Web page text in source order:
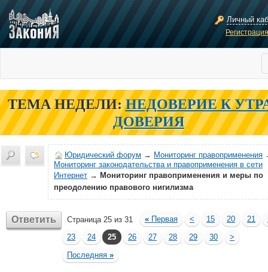
Личный
ТЕМА НЕДЕЛИ: НЕДОВЕРИЕ К
ДОВЕРИЯ
Юридический форум → Мониторинг правоприменения
Мониторинг законодательства и правоприменения в сети
Интернет → Мониторинг правоприменения и меры по
преодолению правового нигилизма
Ответить Страница 25 из 31 « Первая < 15 20 21
23
24 25 26 27 28 29 30
>
Последняя »